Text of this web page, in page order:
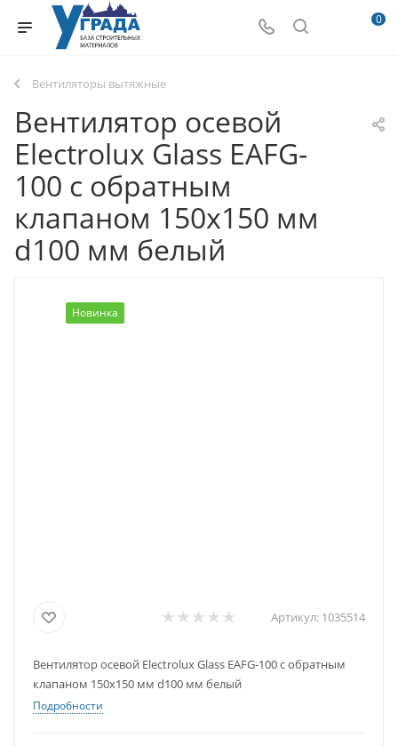
0
Вентиляторы вытяжные
Вентилятор осевой
Electrolux Glass EAFG-
100 с обратным
клапаном 150х150 мм
d100 мм белый
Новинка
Артикул: 1035514
Вентилятор осевой Electrolux Glass EAFG-100 с обратным
клапаном 150х150 мм d100 мм белый
Подробности